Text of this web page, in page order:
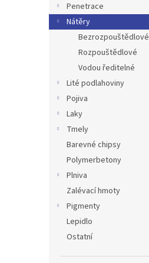
a
n
Penetrace
Nátěry
Bezrozpouštědlové
Rozpouštědlové
Vodou ředitelné
Lité podlahoviny
Pojiva
Laky
Tmely
Barevné chipsy
Polymerbetony
Plniva
Zalévací hmoty
Pigmenty
Lepidlo
Ostatní